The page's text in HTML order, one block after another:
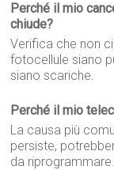
Perché il mio
chiude?
Verifica che non
fotocellule siano
siano scariche.
Perché il mio
La causa più
persiste,
da riprogrammare.